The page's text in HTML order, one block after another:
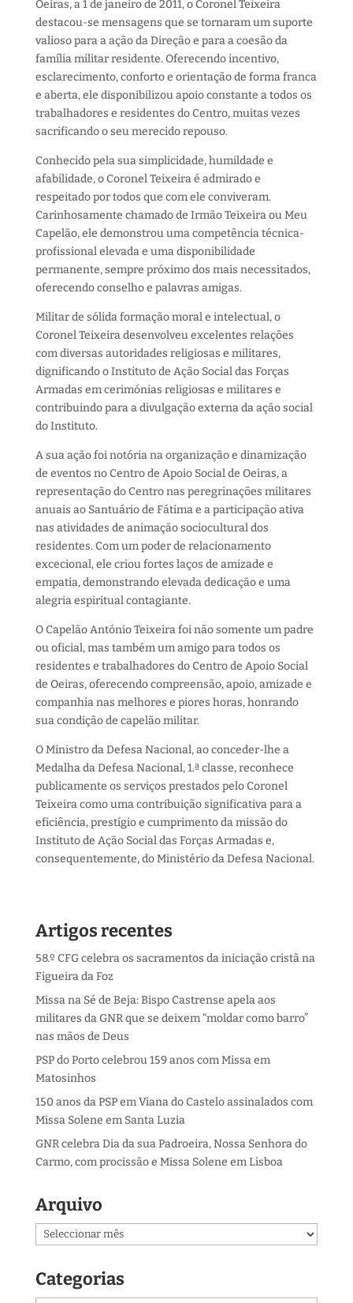
Oeiras, a 1 de janeiro de 2011, o Coronel Teixeira
destacou-se mensagens que se tornaram um suporte
valioso para a ação da Direção e para a coesão da
família militar residente. Oferecendo incentivo,
esclarecimento, conforto e orientação de forma franca
e aberta, ele disponibilizou apoio constante a todos os
trabalhadores e residentes do Centro, muitas vezes
sacrificando o seu merecido repouso.
Conhecido pela sua simplicidade, humildade e
afabilidade, o Coronel Teixeira é admirado e
respeitado por todos que com ele conviveram.
Carinhosamente chamado de Irmão Teixeira ou Meu
Capelão, ele demonstrou uma competência técnica-
profissional elevada e uma disponibilidade
permanente, sempre próximo dos mais necessitados,
oferecendo conselho e palavras amigas.
Militar de sólida formação moral e intelectual, o
Coronel Teixeira desenvolveu excelentes relações
com diversas autoridades religiosas e militares,
dignificando o Instituto de Ação Social das Forças
Armadas em cerimónias religiosas e militares e
contribuindo para a divulgação externa da ação social
do Instituto.
A sua ação foi notória na organização e dinamização
de eventos no Centro de Apoio Social de Oeiras, a
representação do Centro nas peregrinações militares
anuais ao Santuário de Fátima e a participação ativa
nas atividades de animação sociocultural dos
residentes. Com um poder de relacionamento
excecional, ele criou fortes laços de amizade e
empatia, demonstrando elevada dedicação e uma
alegria espiritual contagiante.
O Capelão António Teixeira foi não somente um padre
ou oficial, mas também um amigo para todos os
residentes e trabalhadores do Centro de Apoio Social
de Oeiras, oferecendo compreensão, apoio, amizade e
companhia nas melhores e piores horas, honrando
sua condição de capelão militar.
O Ministro da Defesa Nacional, ao conceder-lhe a
Medalha da Defesa Nacional, 1.ª classe, reconhece
publicamente os serviços prestados pelo Coronel
Teixeira como uma contribuição significativa para a
eficiência, prestígio e cumprimento da missão do
Instituto de Ação Social das Forças Armadas e,
consequentemente, do Ministério da Defesa Nacional.
Artigos recentes
58.º CFG celebra os sacramentos da iniciação cristã na
Figueira da Foz
Missa na Sé de Beja: Bispo Castrense apela aos
militares da GNR que se deixem “moldar como barro”
nas mãos de Deus
PSP do Porto celebrou 159 anos com Missa em
Matosinhos
150 anos da PSP em Viana do Castelo assinalados com
Missa Solene em Santa Luzia
GNR celebra Dia da sua Padroeira, Nossa Senhora do
Carmo, com procissão e Missa Solene em Lisboa
Arquivo
Arquivo
Categorias